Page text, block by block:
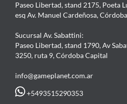
Paseo Libertad, stand 2175, Poeta
esq Av. Manuel Cardeñosa,
Sucursal Av. Sabattini:
Paseo Libertad, stand 1790, Av
3250, ruta 9, Córdoba Capital
info@gameplanet.com.ar
+5493515290353